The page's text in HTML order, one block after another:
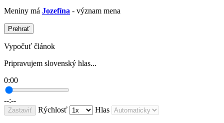
Meniny má Jozefína - význam mena
Prehrať
Vypočuť článok
Pripravujem slovenský hlas...
0:00
--:--
Zastaviť Rýchlosť Hlas